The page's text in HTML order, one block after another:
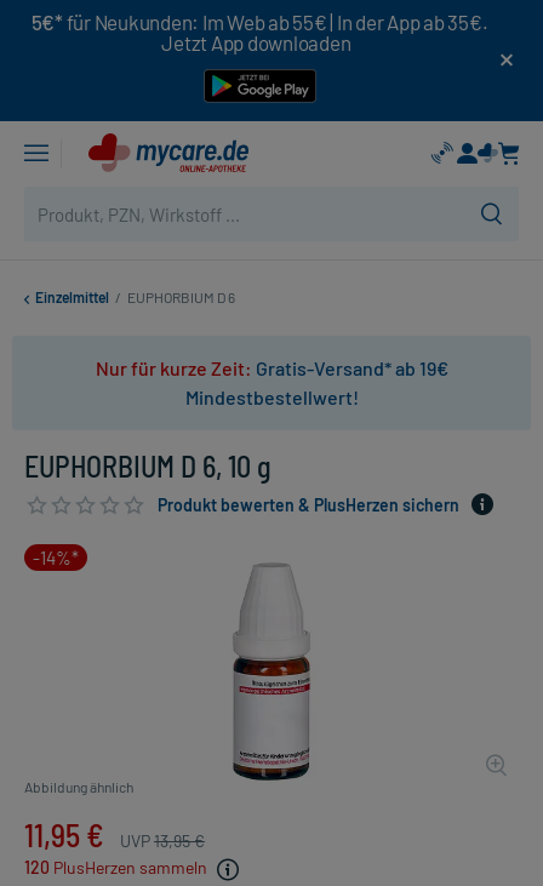
5€* für Neukunden: Im Web ab 55€ | In der App ab 35€.
Jetzt App downloaden
Einzelmittel / EUPHORBIUM D 6
Nur für kurze Zeit: Gratis-Versand* ab 19€
Mindestbestellwert!
EUPHORBIUM D 6, 10 g
Produkt bewerten & PlusHerzen sichern
-14%*
Abbildung ähnlich
11,95 € UVP13,95 €
120 PlusHerzen sammeln